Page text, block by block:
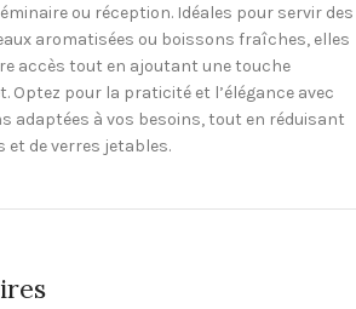
ou réception. Idéales pour servir des
aromatisées ou boissons fraîches, elles
accès tout en ajoutant une touche
Optez pour la praticité et l’élégance avec
adaptées à vos besoins, tout en réduisant
et de verres jetables.